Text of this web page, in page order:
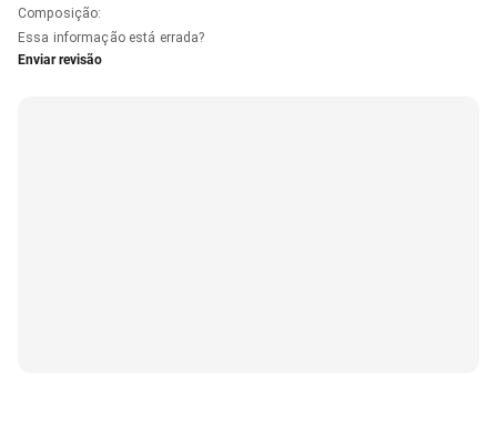
Composição:
Essa informação está errada?
Enviar revisão